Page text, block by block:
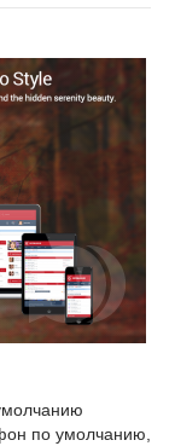
по умолчанию,